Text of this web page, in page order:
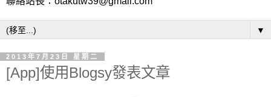
▼
2013年7月23日 星期二
[App]使用Blogsy發表文章